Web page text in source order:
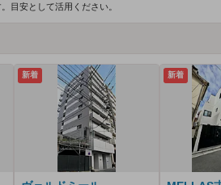
目安として活用ください。
新着 新着